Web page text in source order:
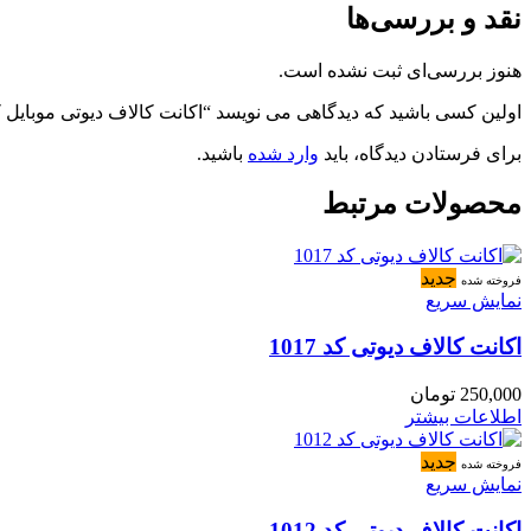
نقد و بررسی‌ها
هنوز بررسی‌ای ثبت نشده است.
اولین کسی باشید که دیدگاهی می نویسد “اکانت کالاف دیوتی موبایل کد
برای فرستادن دیدگاه، باید وارد شده باشید.
محصولات مرتبط
فروخته شده جدید
نمایش سریع
اکانت کالاف دیوتی کد 1017
250,000 تومان
اطلاعات بیشتر
فروخته شده جدید
نمایش سریع